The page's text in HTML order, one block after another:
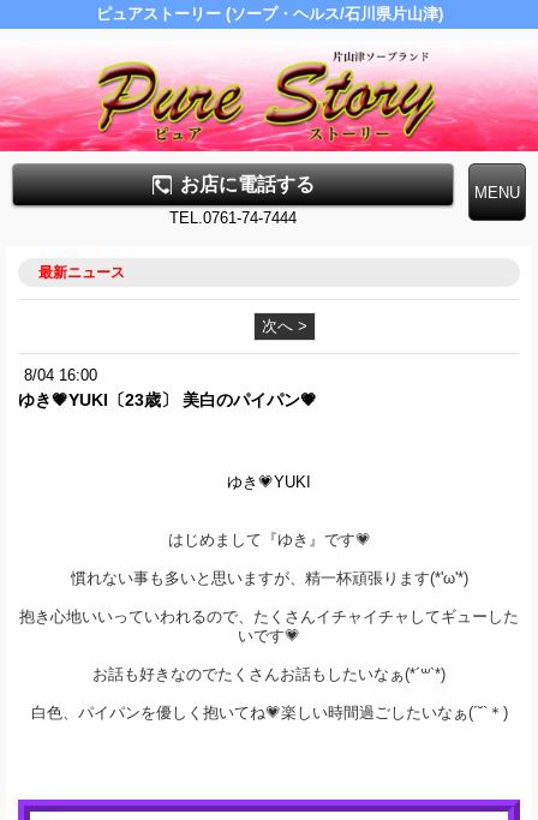
ピュアストーリー (ソープ・ヘルス/石川県片山津)
お店に電話する
TEL.0761-74-7444
最新ニュース
次へ >
8/04 16:00
ゆき💗YUKI〔23歳〕 美白のパイパン💗
ゆき💗YUKI
はじめまして『ゆき』です💗
慣れない事も多いと思いますが、精一杯頑張ります(*'ω'*)
抱き心地いいっていわれるので、たくさんイチャイチャしてギューした
いです💗
お話も好きなのでたくさんお話もしたいなぁ(*´꒳`*)
白色、パイパンを優しく抱いてね💗楽しい時間過ごしたいなぁ(´˘`＊)